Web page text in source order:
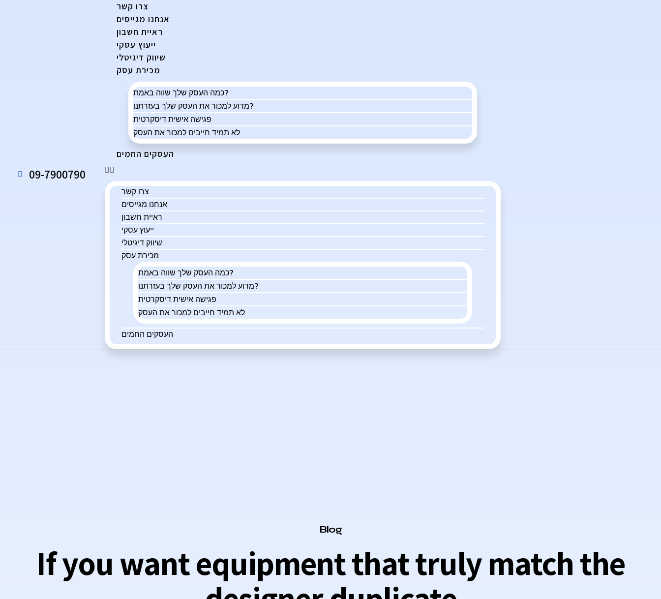
09-7900790
צרו קשר
אנחנו מגייסים
ראיית חשבון
ייעוץ עסקי
שיווק דיגיטלי
מכירת עסק
כמה העסק שלך שווה באמת?
מדוע למכור את העסק שלך בעזרתנו?
פגישה אישית דיסקרטית
לא תמיד חייבים למכור את העסק
העסקים החמים
צרו קשר
אנחנו מגייסים
ראיית חשבון
ייעוץ עסקי
שיווק דיגיטלי
מכירת עסק
כמה העסק שלך שווה באמת?
מדוע למכור את העסק שלך בעזרתנו?
פגישה אישית דיסקרטית
לא תמיד חייבים למכור את העסק
העסקים החמים
If you want equipment that truly match the
Category
Blog